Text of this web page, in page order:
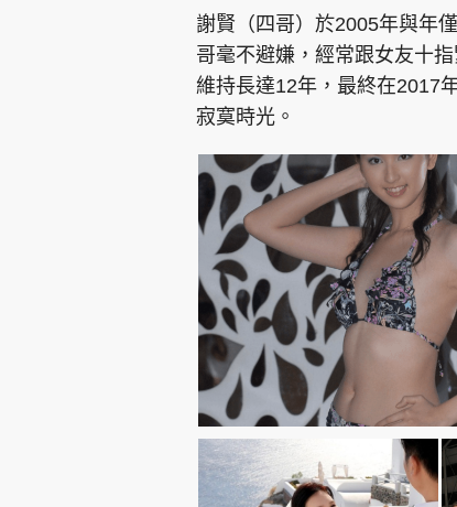
謝賢（四哥）於2005年與年
哥毫不避嫌，經常跟女友十
維持長達12年，最終在2017
寂寞時光。